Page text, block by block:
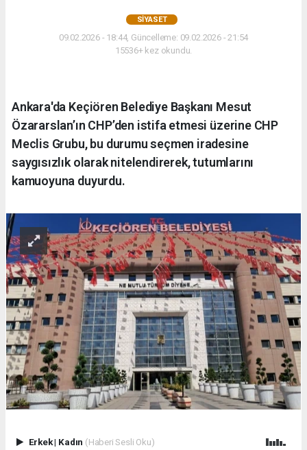
SIYASET
09.02.2026 - 18:44, Güncelleme: 09.02.2026 - 21:54
15536+ kez okundu.
Ankara'da Keçiören Belediye Başkanı Mesut
Özararslan’ın CHP’den istifa etmesi üzerine CHP
Meclis Grubu, bu durumu seçmen iradesine
saygısızlık olarak nitelendirerek, tutumlarını
kamuoyuna duyurdu.
Erkek| Kadın (Haberi Sesli Oku)